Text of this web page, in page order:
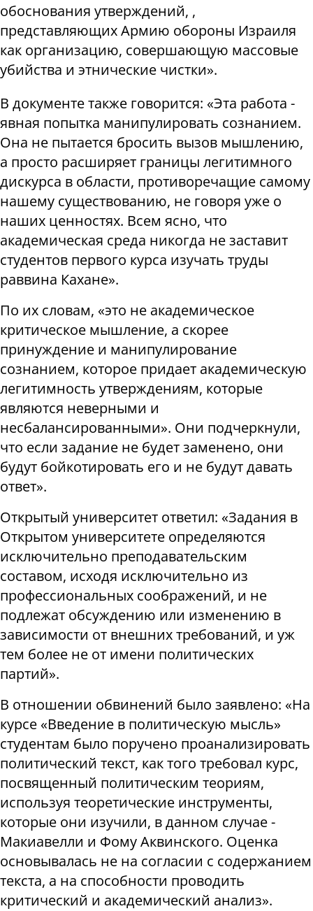
обоснования утверждений, ,
представляющих Армию обороны Израиля
как организацию, совершающую массовые
убийства и этнические чистки».
В документе также говорится: «Эта работа -
явная попытка манипулировать сознанием.
Она не пытается бросить вызов мышлению,
а просто расширяет границы легитимного
дискурса в области, противоречащие самому
нашему существованию, не говоря уже о
наших ценностях. Всем ясно, что
академическая среда никогда не заставит
студентов первого курса изучать труды
раввина Кахане».
По их словам, «это не академическое
критическое мышление, а скорее
принуждение и манипулирование
сознанием, которое придает академическую
легитимность утверждениям, которые
являются неверными и
несбалансированными». Они подчеркнули,
что если задание не будет заменено, они
будут бойкотировать его и не будут давать
ответ».
Открытый университет ответил: «Задания в
Открытом университете определяются
исключительно преподавательским
составом, исходя исключительно из
профессиональных соображений, и не
подлежат обсуждению или изменению в
зависимости от внешних требований, и уж
тем более не от имени политических
партий».
В отношении обвинений было заявлено: «На
курсе «Введение в политическую мысль»
студентам было поручено проанализировать
политический текст, как того требовал курс,
посвященный политическим теориям,
используя теоретические инструменты,
которые они изучили, в данном случае -
Макиавелли и Фому Аквинского. Оценка
основывалась не на согласии с содержанием
текста, а на способности проводить
критический и академический анализ».